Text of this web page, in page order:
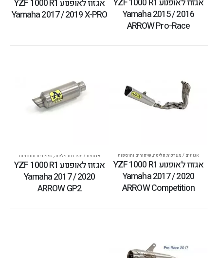
אגזוז לאופנוע YZF 1000 R1
Yamaha 2015 / 2016
ARROW Pro-Race
אגזוז לאופנוע YZF 1000 R1
Yamaha 2017 / 2019 X-PRO
אגזוזים / מערכות פליטה, שיפורים ותוספות
אגזוז לאופנוע YZF 1000 R1
Yamaha 2017 / 2020
ARROW Competition
אגזוזים / מערכות פליטה, שיפורים ותוספות
אגזוז לאופנוע YZF 1000 R1
Yamaha 2017 / 2020
ARROW GP2